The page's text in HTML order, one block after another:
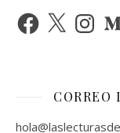
Facebook
X
CORREO